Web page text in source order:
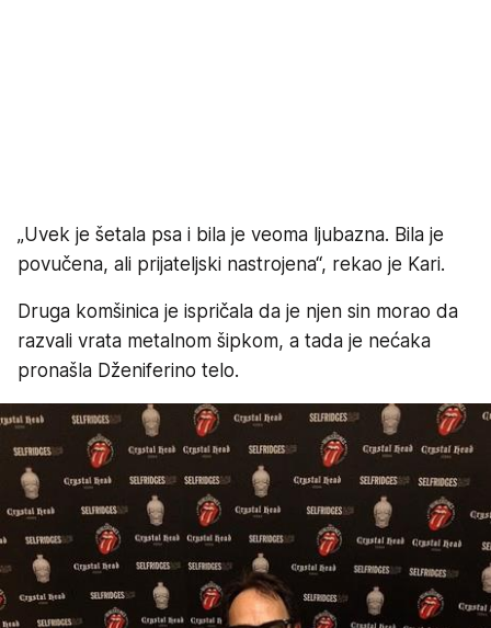
„Uvek je šetala psa i bila je veoma ljubazna. Bila je
povučena, ali prijateljski nastrojena“, rekao je Kari.
Druga komšinica je ispričala da je njen sin morao da
razvali vrata metalnom šipkom, a tada je nećaka
pronašla Dženiferino telo.